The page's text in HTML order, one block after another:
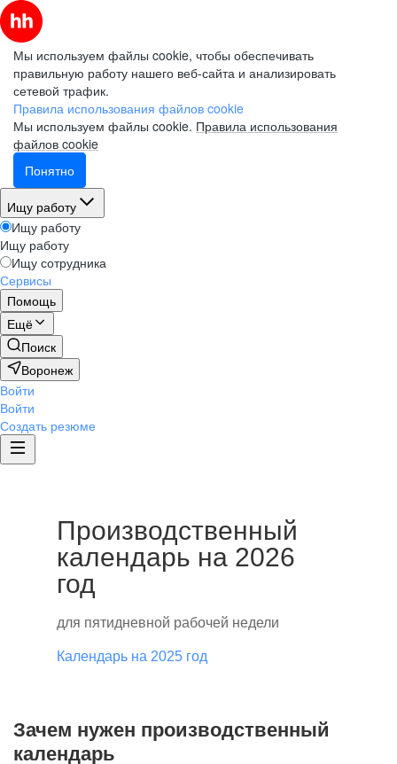
Мы используем файлы cookie, чтобы обеспечивать
правильную работу нашего веб-сайта и анализировать
сетевой трафик.
Правила использования файлов cookie
Мы используем файлы cookie. Правила использования
файлов cookie
Понятно
Ищу работу
Ищу работу
Ищу работу
Ищу сотрудника
Сервисы
Помощь
Ещё
Поиск
Воронеж
Войти
Войти
Создать резюме
Производственный
календарь на 2026
год
для пятидневной рабочей недели
Календарь на 2025 год
Зачем нужен производственный
календарь